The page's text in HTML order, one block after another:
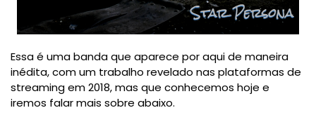
Essa é uma banda que aparece por aqui de maneira
inédita, com um trabalho revelado nas plataformas de
streaming em 2018, mas que conhecemos hoje e
iremos falar mais sobre abaixo.